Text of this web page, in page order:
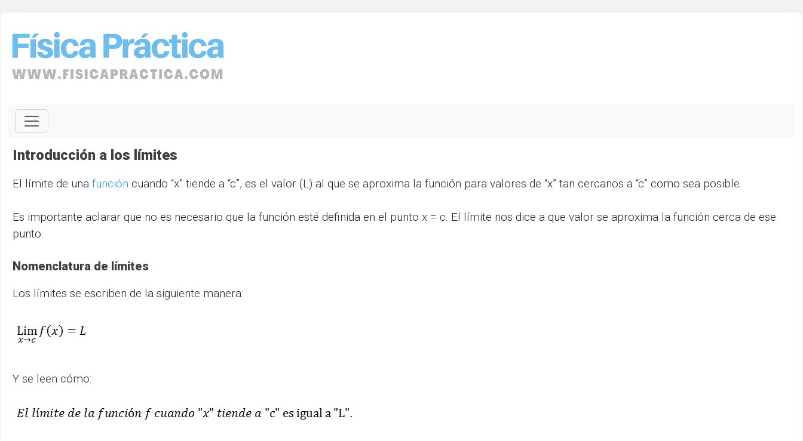
Introducción a los límites
El límite de una función cuando “x” tiende a “c”, es el valor (L) al que se aproxima la función para valores de “x” tan cercanos a “c” como sea posible.
Es importante aclarar que no es necesario que la función esté definida en el punto x = c. El límite nos dice a que valor se aproxima la función cerca de ese
punto.
Nomenclatura de límites
Los límites se escriben de la siguiente manera:
Y se leen cómo: